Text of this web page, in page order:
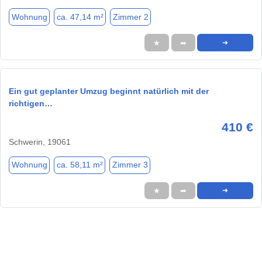
Wohnung ca. 47,14 m² Zimmer 2
★ ➦ ➜
Ein gut geplanter Umzug beginnt natürlich mit der
richtigen…
410 €
Schwerin, 19061
Wohnung ca. 58,11 m² Zimmer 3
★ ➦ ➜